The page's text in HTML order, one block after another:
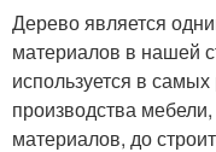
Дерево является
материалов в нашей
используется в
производства
материалов, до